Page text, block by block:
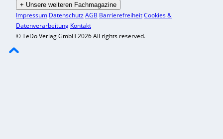
+ Unsere weiteren Fachmagazine
Impressum DatenschutzAGB BarrierefreiheitCookies &
Datenverarbeitung Kontakt
© TeDo Verlag GmbH 2026 All rights reserved.